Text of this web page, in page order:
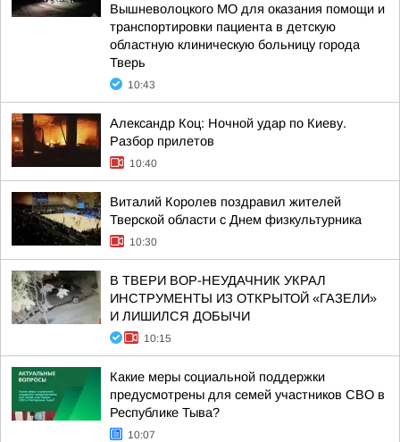
Вышневолоцкого МО для оказания помощи и
транспортировки пациента в детскую
областную клиническую больницу города
Тверь
10:43
Александр Коц: Ночной удар по Киеву.
Разбор прилетов
10:40
Виталий Королев поздравил жителей
Тверской области с Днем физкультурника
10:30
В ТВЕРИ ВОР-НЕУДАЧНИК УКРАЛ
ИНСТРУМЕНТЫ ИЗ ОТКРЫТОЙ «ГАЗЕЛИ»
И ЛИШИЛСЯ ДОБЫЧИ
10:15
Какие меры социальной поддержки
предусмотрены для семей участников СВО в
Республике Тыва?
10:07